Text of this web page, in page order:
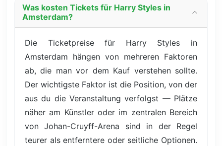
Was kosten Tickets für Harry Styles in
Amsterdam?
Die Ticketpreise für Harry Styles in
Amsterdam hängen von mehreren Faktoren
ab, die man vor dem Kauf verstehen sollte.
Der wichtigste Faktor ist die Position, von der
aus du die Veranstaltung verfolgst — Plätze
näher am Künstler oder im zentralen Bereich
von Johan-Cruyff-Arena sind in der Regel
teurer als entferntere oder seitliche Optionen.